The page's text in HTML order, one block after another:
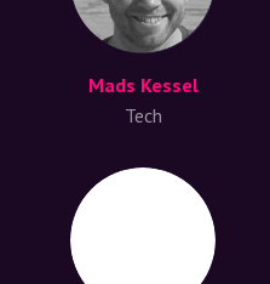
Mads Kessel
Tech